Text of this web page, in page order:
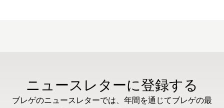
ニュースレターに登録する
ブレゲのニュースレターでは、年間を通じてブレゲの最